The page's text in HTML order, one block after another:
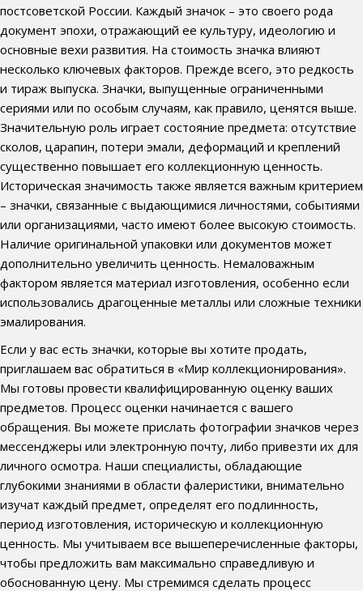
постсоветской России. Каждый значок – это своего рода
документ эпохи, отражающий ее культуру, идеологию и
основные вехи развития. На стоимость значка влияют
несколько ключевых факторов. Прежде всего, это редкость
и тираж выпуска. Значки, выпущенные ограниченными
сериями или по особым случаям, как правило, ценятся выше.
Значительную роль играет состояние предмета: отсутствие
сколов, царапин, потери эмали, деформаций и креплений
существенно повышает его коллекционную ценность.
Историческая значимость также является важным критерием
– значки, связанные с выдающимися личностями, событиями
или организациями, часто имеют более высокую стоимость.
Наличие оригинальной упаковки или документов может
дополнительно увеличить ценность. Немаловажным
фактором является материал изготовления, особенно если
использовались драгоценные металлы или сложные техники
эмалирования.
Если у вас есть значки, которые вы хотите продать,
приглашаем вас обратиться в «Мир коллекционирования».
Мы готовы провести квалифицированную оценку ваших
предметов. Процесс оценки начинается с вашего
обращения. Вы можете прислать фотографии значков через
мессенджеры или электронную почту, либо привезти их для
личного осмотра. Наши специалисты, обладающие
глубокими знаниями в области фалеристики, внимательно
изучат каждый предмет, определят его подлинность,
период изготовления, историческую и коллекционную
ценность. Мы учитываем все вышеперечисленные факторы,
чтобы предложить вам максимально справедливую и
обоснованную цену. Мы стремимся сделать процесс